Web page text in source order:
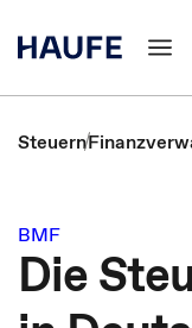
Steuern
BMF
Die